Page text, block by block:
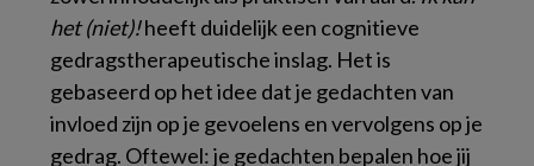
het (niet)!heeft duidelijk een cognitieve
gedragstherapeutische inslag. Het is
gebaseerd op het idee dat je gedachten van
invloed zijn op je gevoelens en vervolgens op je
gedrag. Oftewel: je gedachten bepalen hoe jij